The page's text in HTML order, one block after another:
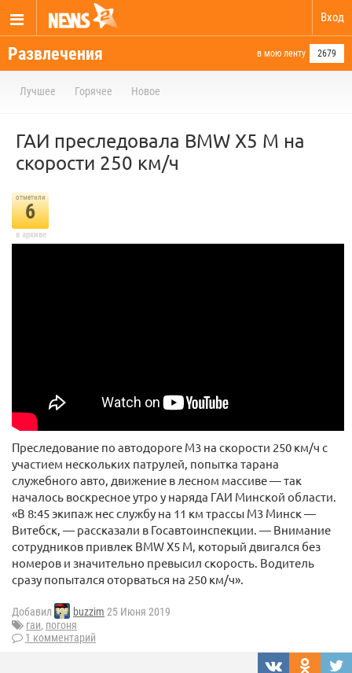
Вход
Развлечения в мою ленту 2679
Лучшее Горячее Новое
ГАИ преследовала BMW X5 M на
скорости 250 км/ч
отметили
6
в архиве
Преследование по автодороге М3 на скорости 250 км/ч с
участием нескольких патрулей, попытка тарана
служебного авто, движение в лесном массиве — так
началось воскресное утро у наряда ГАИ Минской области.
«В 8:45 экипаж нес службу на 11 км трассы М3 Минск —
Витебск, — рассказали в Госавтоинспекции. — Внимание
сотрудников привлек BMW X5 М, который двигался без
номеров и значительно превысил скорость. Водитель
сразу попытался оторваться на 250 км/ч».
Добавил buzzim 25 Июня 2019
гаи, погоня
1 комментарий